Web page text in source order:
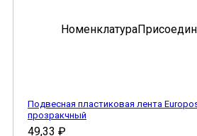
Подвесная пластиковая лента Europos
прозракчный
49,33 ₽